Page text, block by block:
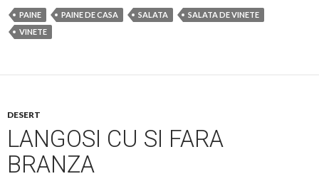
PAINE PAINE DE CASA SALATA
SALATA DE VINETE
VINETE
DESERT
LANGOSI CU SI FARA
BRANZA